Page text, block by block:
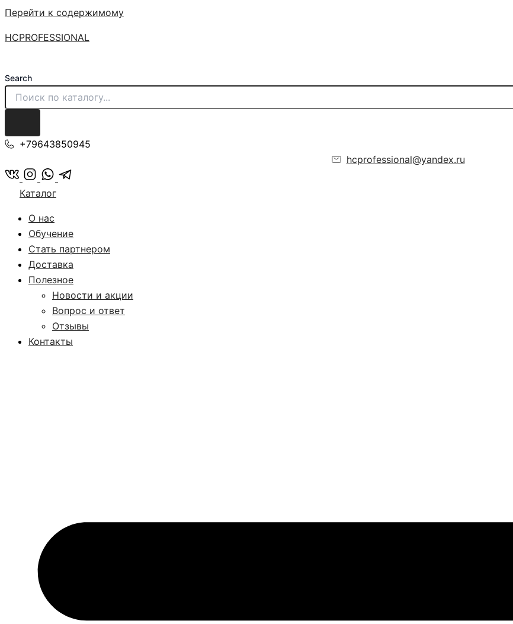
Перейти к содержимому
HCPROFESSIONAL
Search
+79643850945
hcprofessional@yandex.ru
Каталог
О нас
Обучение
Стать партнером
Доставка
Полезное
Новости и акции
Вопрос и ответ
Отзывы
Контакты